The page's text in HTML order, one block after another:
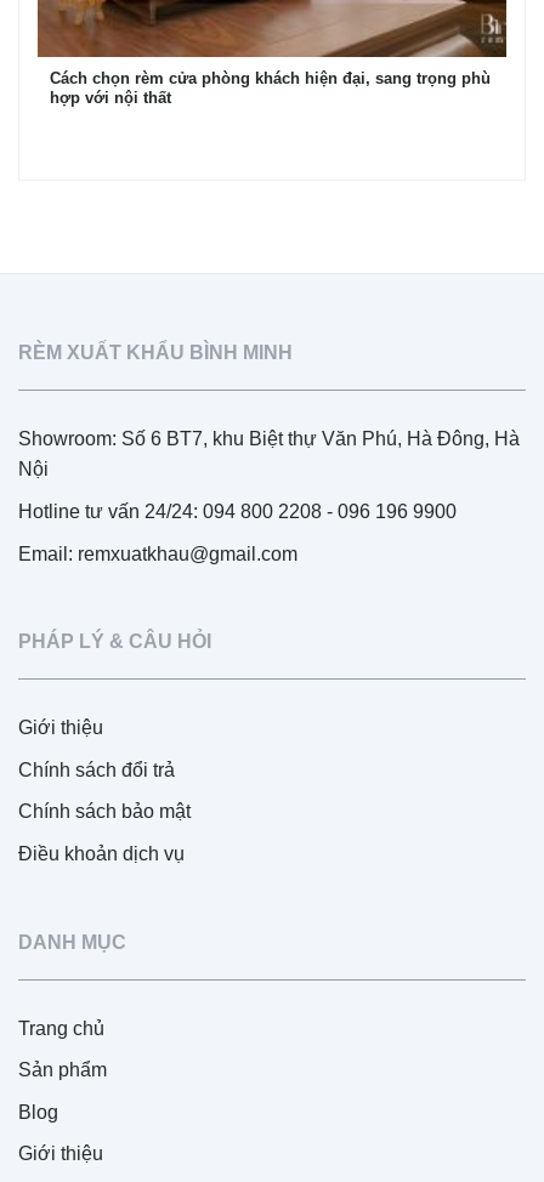
Cách chọn rèm cửa phòng khách hiện đại, sang trọng phù
hợp với nội thất
RÈM XUẤT KHẨU BÌNH MINH
Showroom: Số 6 BT7, khu Biệt thự Văn Phú, Hà Đông, Hà
Nội
Hotline tư vấn 24/24: 094 800 2208 - 096 196 9900
Email: remxuatkhau@gmail.com
PHÁP LÝ & CÂU HỎI
Giới thiệu
Chính sách đổi trả
Chính sách bảo mật
Điều khoản dịch vụ
DANH MỤC
Trang chủ
Sản phẩm
Blog
Giới thiệu